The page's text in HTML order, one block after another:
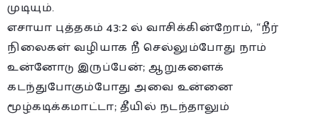
முடியும்.
எசாயா புத்தகம் 43:2 ல் வாசிக்கின்றோம், “நீர்
நிலைகள் வழியாக நீ செல்லும்போது நாம்
உன்னோடு இருப்பேன்; ஆறுகளைக்
கடந்துபோகும்போது அவை உன்னை
மூழ்கடிக்கமாட்டா; தீயில் நடந்தாலும்